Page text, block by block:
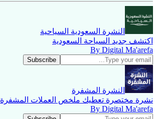
النشرة السعودية السياحية
اكتشف جديد السياحة السعودية
By Digital Ma'arefa
النشرة المشفرة
نشرة مختصرة تعطيك ملخص العملات المشفرة
By Digital Ma'arefa